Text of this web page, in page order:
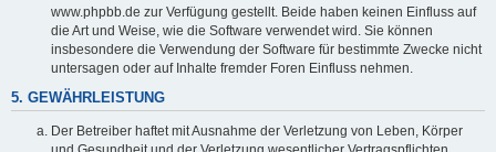
www.phpbb.de zur Verfügung gestellt. Beide haben keinen Einfluss auf
die Art und Weise, wie die Software verwendet wird. Sie können
insbesondere die Verwendung der Software für bestimmte Zwecke nicht
untersagen oder auf Inhalte fremder Foren Einfluss nehmen.
5. GEWÄHRLEISTUNG
Der Betreiber haftet mit Ausnahme der Verletzung von Leben, Körper